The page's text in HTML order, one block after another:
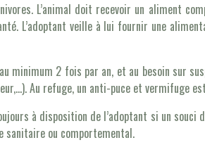
L’animal doit recevoir un aliment
L’adoptant veille à lui fournir une
minimum 2 fois par an, et au besoin sur
Au refuge, un anti-puce et vermifuge
à disposition de l’adoptant si un souci
sanitaire ou comportemental.